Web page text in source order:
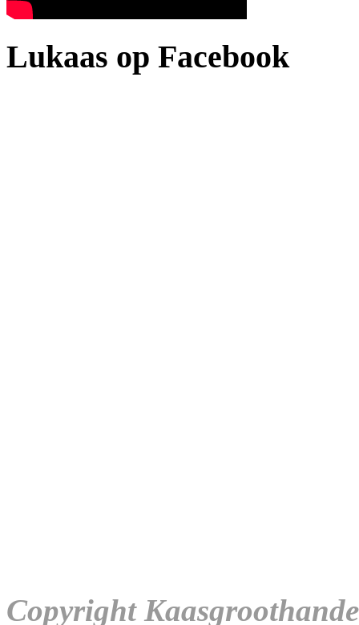
Lukaas op Facebook
Copyright